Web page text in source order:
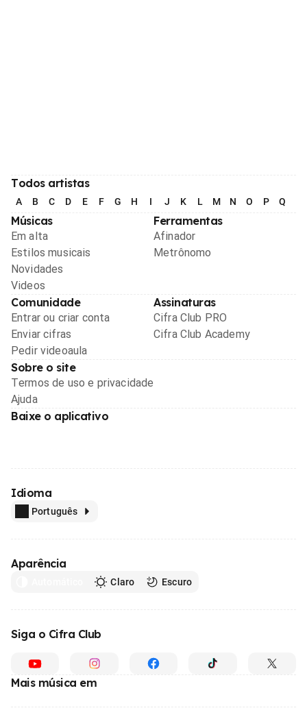
Todos artistas
A B C D E F G H I J K L M N O P Q
Músicas
Em alta
Estilos musicais
Novidades
Videos
Ferramentas
Afinador
Metrônomo
Comunidade
Entrar ou criar conta
Enviar cifras
Pedir videoaula
Assinaturas
Cifra Club PRO
Cifra Club Academy
Sobre o site
Termos de uso e privacidade
Ajuda
Baixe o aplicativo
Idioma
Português
Aparência
Claro Escuro
Siga o Cifra Club
Mais música em